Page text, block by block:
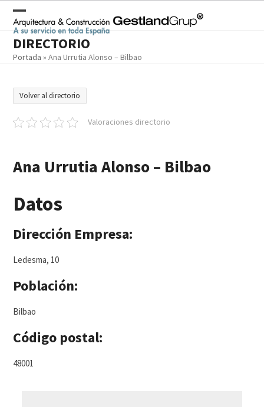
contentOpen
mobile
menu
Close
mobile
menu
DIRECTORIO
Portada »Ana Urrutia Alonso – Bilbao
Volver al directorio
Valoraciones directorio
Ana Urrutia Alonso – Bilbao
Datos
Dirección Empresa:
Ledesma, 10
Población:
Bilbao
Código postal:
48001